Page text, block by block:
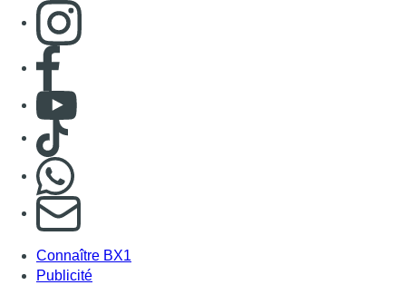
Consulter page Instagram
Consulter page Facebook
Consulter Youtube
Consulter TikTok
S'abonner à notre newsletter
Connaître BX1
Publicité